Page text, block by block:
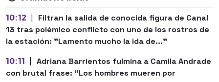
10:12 |
Filtran la salida de conocida figura de Canal
13 tras polémico conflicto con uno de los rostros de
la estación: "Lamento mucho la ida de..."
10:11 | Adriana Barrientos fulmina a Camila Andrade
con brutal frase: "Los hombres mueren por